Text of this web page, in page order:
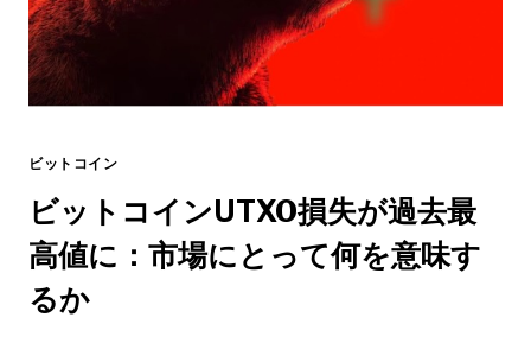
ビットコイン
ビットコインUTXO損失が過去最
高値に：市場にとって何を意味す
るか